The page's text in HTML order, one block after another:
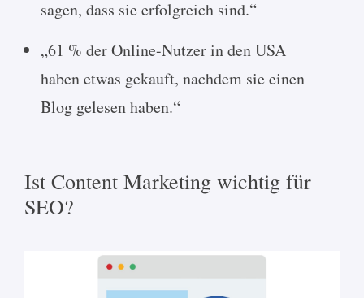
sagen, dass sie erfolgreich sind.“
„61 % der Online-Nutzer in den USA
haben etwas gekauft, nachdem sie einen
Blog gelesen haben.“
Ist Content Marketing wichtig für
SEO?